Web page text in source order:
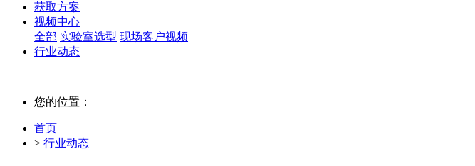
获取方案
视频中心
全部 实验室选型 现场客户视频
行业动态
您的位置：
首页
> 行业动态